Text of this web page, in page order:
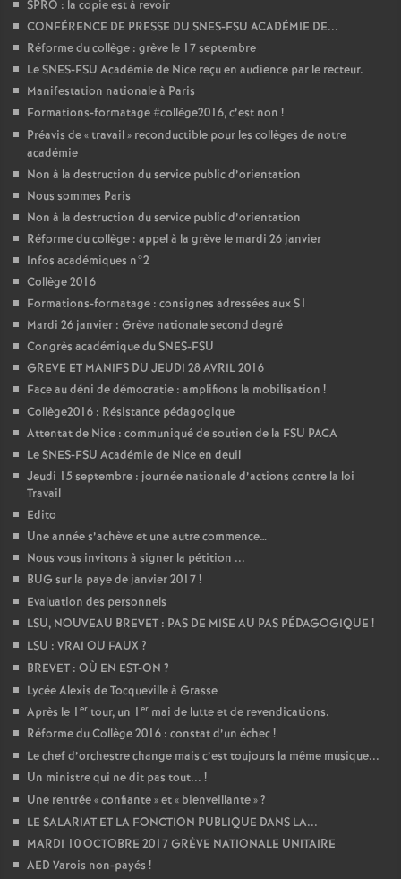
SPRO : la copie est à revoir
CONFÉRENCE DE PRESSE DU SNES-FSU ACADÉMIE DE...
Réforme du collège : grève le 17 septembre
Le SNES-FSU Académie de Nice reçu en audience par le recteur.
Manifestation nationale à Paris
Formations-formatage #collège2016, c’est non !
Préavis de «travail» reconductible pour les collèges de notre
académie
Non à la destruction du service public d’orientation
Nous sommes Paris
Non à la destruction du service public d’orientation
Réforme du collège : appel à la grève le mardi 26 janvier
Infos académiques n°2
Collège 2016
Formations-formatage : consignes adressées aux S1
Mardi 26 janvier : Grève nationale second degré
Congrès académique du SNES-FSU
GREVE ET MANIFS DU JEUDI 28 AVRIL 2016
Face au déni de démocratie : amplifions la mobilisation !
Collège2016 : Résistance pédagogique
Attentat de Nice : communiqué de soutien de la FSU PACA
Le SNES-FSU Académie de Nice en deuil
Jeudi 15 septembre : journée nationale d’actions contre la loi
Travail
Edito
Une année s’achève et une autre commence…
Nous vous invitons à signer la pétition ...
BUG sur la paye de janvier 2017!
Evaluation des personnels
LSU, NOUVEAU BREVET : PAS DE MISE AU PAS PÉDAGOGIQUE !
LSU : VRAI OU FAUX ?
BREVET : OÙ EN EST-ON ?
Lycée Alexis de Tocqueville à Grasse
Après le 1 er tour, un 1 er mai de lutte et de revendications.
Réforme du Collège 2016 : constat d’un échec!
Le chef d’orchestre change mais c’est toujours la même musique...
Un ministre qui ne dit pas tout... !
Une rentrée «confiante» et « bienveillante»?
LE SALARIAT ET LA FONCTION PUBLIQUE DANS LA...
MARDI 10 OCTOBRE 2017 GRÈVE NATIONALE UNITAIRE
AED Varois non-payés !